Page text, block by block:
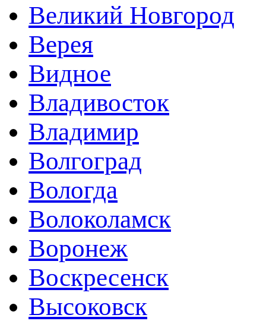
Великий Новгород
Верея
Видное
Владивосток
Владимир
Волгоград
Вологда
Волоколамск
Воронеж
Воскресенск
Высоковск